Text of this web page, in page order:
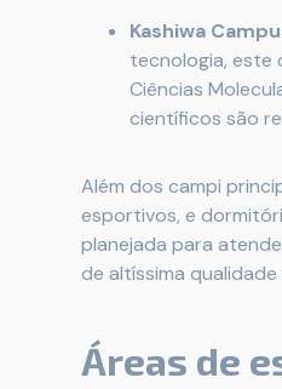
Kashiwa
tecnologia, este
Ciências
científicos são
Além dos campi
esportivos, e
planejada para
de altíssima
Áreas de